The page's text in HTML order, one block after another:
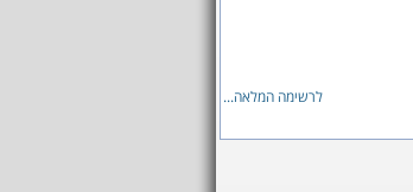
לרשימה המלאה...